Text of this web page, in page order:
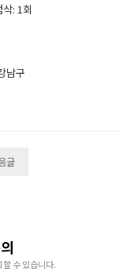
: 1회
남구
글
수 있습니다.